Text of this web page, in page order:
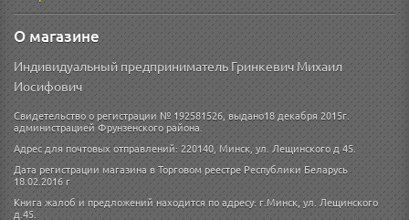
О магазине
Индивидуальный предприниматель Гринкевич Михаил
Иосифович
Свидетельство о регистрации № 192581526, выдано18 декабря 2015г.
администрацией Фрунзенского района.
Адрес для почтовых отправлений: 220140, Минск, ул. Лещинского д 45.
Дата регистрации магазина в Торговом реестре Республики Беларусь
18.02.2016 г
Книга жалоб и предложений находится по адресу: г.Минск, ул. Лещинского
д.45.